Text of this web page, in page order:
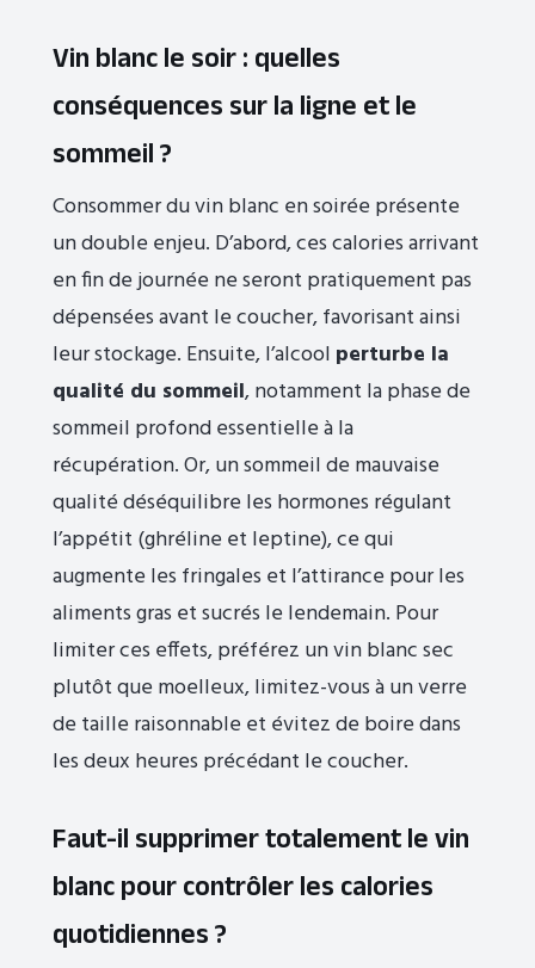
Vin blanc le soir : quelles
conséquences sur la ligne et le
sommeil ?
Consommer du vin blanc en soirée présente
un double enjeu. D’abord, ces calories arrivant
en fin de journée ne seront pratiquement pas
dépensées avant le coucher, favorisant ainsi
leur stockage. Ensuite, l’alcool perturbe la
qualité du sommeil, notamment la phase de
sommeil profond essentielle à la
récupération. Or, un sommeil de mauvaise
qualité déséquilibre les hormones régulant
l’appétit (ghréline et leptine), ce qui
augmente les fringales et l’attirance pour les
aliments gras et sucrés le lendemain. Pour
limiter ces effets, préférez un vin blanc sec
plutôt que moelleux, limitez-vous à un verre
de taille raisonnable et évitez de boire dans
les deux heures précédant le coucher.
Faut-il supprimer totalement le vin
blanc pour contrôler les calories
quotidiennes ?